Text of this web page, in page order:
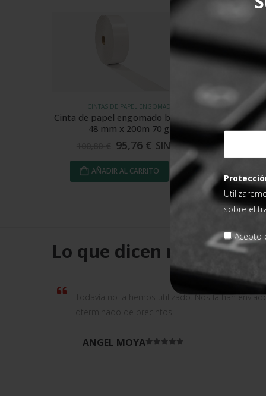
sobre el
Acepto
CINTAS DE PAPEL ENGOMADO
Cinta de papel engomado blanco liso
48 mm x 200m 70 gr.
95,76 € SIN IVA
AÑADIR AL CARRITO
Papel
Lo que dicen nuestros
Todavía no la hemos utilizado. Nos la han
dterminado de precintos.
ANGEL MOYA